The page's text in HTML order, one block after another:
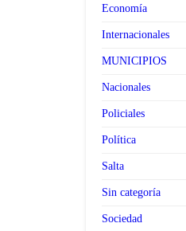
Economía
Internacionales
MUNICIPIOS
Nacionales
Policiales
Política
Salta
Sin categoría
Sociedad